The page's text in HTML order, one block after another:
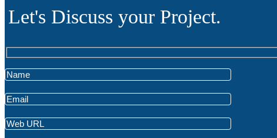
Let's Discuss your Project.